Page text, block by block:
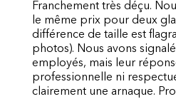
Franchement très déçu.
le même prix pour deux
différence de taille est
photos). Nous avons
employés, mais leur
professionnelle ni
clairement une arnaque.